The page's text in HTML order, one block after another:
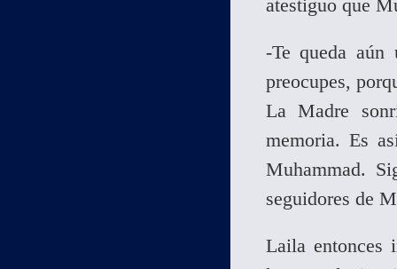
atestiguo que
-Te queda
preocupes,
La Madre
memoria. Es
Muhammad.
seguidores de
Laila entonces